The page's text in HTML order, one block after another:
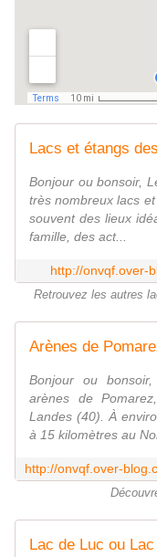
Bonjour ou bonsoir,
très nombreux lacs
souvent des lieux
famille, des act...
http://onvqf.over-
Retrouvez les autres
Bonjour ou
arènes de
Landes (40). À
à 15 kilomètres au